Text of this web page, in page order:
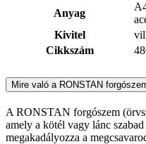
Anyag
Kivitel
Cikkszám
Mire való a RONSTAN
A RONSTAN forgószem
amely a kötél vagy lánc
megakadályozza a